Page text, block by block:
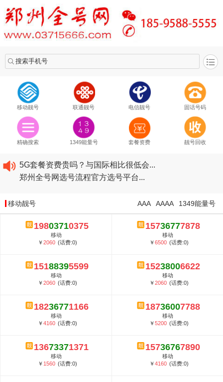
搜索手机号
移动靓号 联通靓号 电信靓号 固话号码
精确搜索 1349能量号 套餐资费 靓号回收
2020​移动最新套餐资费...
2020​联通最新套餐资费...
5G套餐资费贵吗？与国际相比很低会...
郑州全号网选号流程官方选号平台...
2020​联通最新套餐资费...
2020​电信最新套餐资费...
5G套餐资费贵吗？与国际相比很低会...
郑州全号网选号流程官方选号平台...
移动靓号 1349能量号
AAAA
AAA
19803710375
移动
￥2060 (话费:0)
15736777878
移动
￥6500 (话费:0)
15188395599
移动
￥2060 (话费:0)
15238006622
移动
￥2060 (话费:0)
18236771166
移动
￥4160 (话费:0)
18736007788
移动
￥5200 (话费:0)
13673371371
移动
￥ 1560 (话费:0)
15736767890
移动
￥4160 (话费:0)